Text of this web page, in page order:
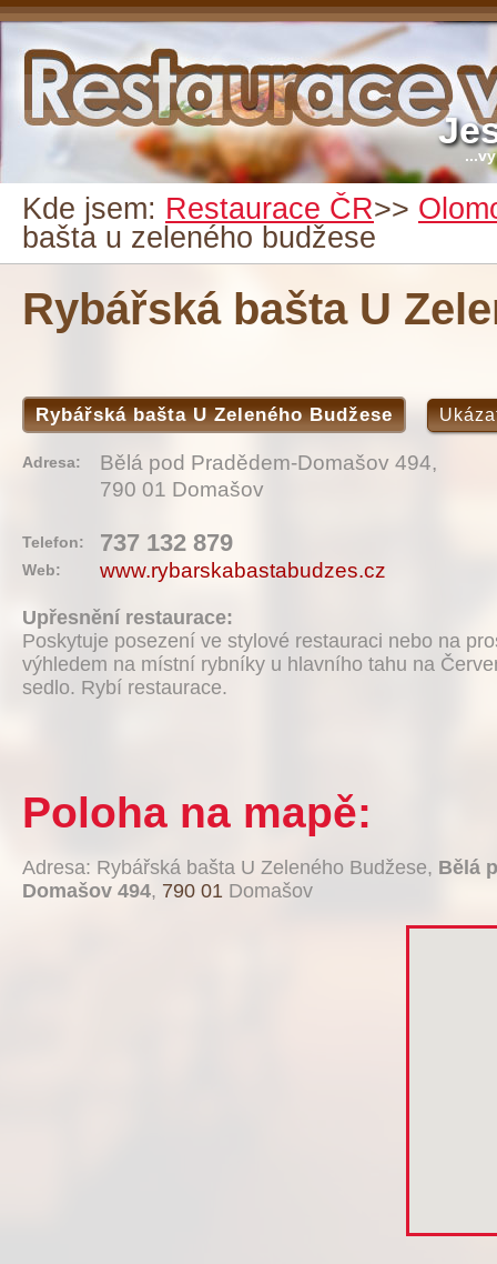
Kde jsem: Restaurace ČR>>
bašta u zeleného budžese
Rybářská bašta U
Rybářská bašta U Zeleného Budžese
Adresa:
Bělá pod Pradědem-Domašov 494,
790 01 Domašov
Telefon: 737 132 879
Web: www.rybarskabastabudzes.cz
Upřesnění restaurace:
Poskytuje posezení ve stylové restauraci nebo na
výhledem na místní rybníky u hlavního tahu na
sedlo. Rybí restaurace.
Poloha na mapě:
Adresa: Rybářská bašta U Zeleného Budžese, Bělá
Domašov 494, 790 01 Domašov